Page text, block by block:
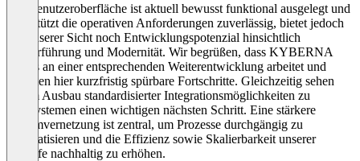
Die Benutzeroberfläche ist aktuell bewusst funktional ausgelegt und
unterstützt die operativen Anforderungen zuverlässig, bietet jedoch
aus unserer Sicht noch Entwicklungspotenzial hinsichtlich
Nutzerführung und Modernität. Wir begrüßen, dass KYBERNA
bereits an einer entsprechenden Weiterentwicklung arbeitet und
erwarten hier kurzfristig spürbare Fortschritte. Gleichzeitig sehen
wir im Ausbau standardisierter Integrationsmöglichkeiten zu
Drittsystemen einen wichtigen nächsten Schritt. Eine stärkere
Systemvernetzung ist zentral, um Prozesse durchgängig zu
automatisieren und die Effizienz sowie Skalierbarkeit unserer
Abläufe nachhaltig zu erhöhen.